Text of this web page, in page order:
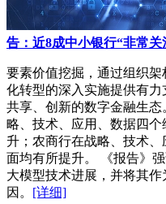
告：近8成中小银行“非常关
要素价值挖掘，通过组织
化转型的深入实施提供有力
共享、创新的数字金融生
略、技术、应用、数据四个
升；农商行在战略、技术
面均有所提升。 《报告》
大模型技术进展，并将其
因。 [详细]